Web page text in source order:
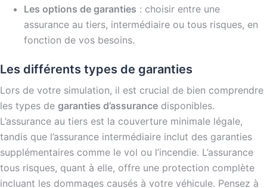
Les options de garanties : choisir entre une
assurance au tiers, intermédiaire ou tous risques, en
fonction de vos besoins.
Les différents types de garanties
Lors de votre simulation, il est crucial de bien comprendre
les types de garanties d’assurance disponibles.
L’assurance au tiers est la couverture minimale légale,
tandis que l’assurance intermédiaire inclut des garanties
supplémentaires comme le vol ou l’incendie. L’assurance
tous risques, quant à elle, offre une protection complète
incluant les dommages causés à votre véhicule. Pensez à